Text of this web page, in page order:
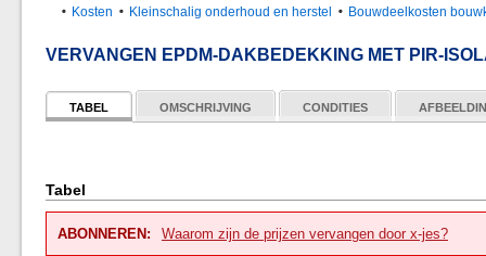
Kosten Kleinschalig onderhoud en herstel Bouwdeelkosten
VERVANGEN EPDM-DAKBEDEKKING MET PIR-
TABEL OMSCHRIJVING CONDITIES
Tabel
ABONNEREN: Waarom zijn de prijzen vervangen door x-jes?